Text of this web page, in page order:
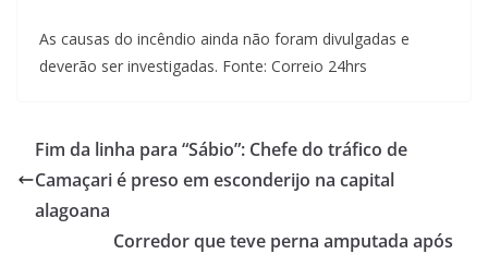
As causas do incêndio ainda não foram divulgadas e
deverão ser investigadas. Fonte: Correio 24hrs
Fim da linha para “Sábio”: Chefe do tráfico de
Camaçari é preso em esconderijo na capital
alagoana
Corredor que teve perna amputada após